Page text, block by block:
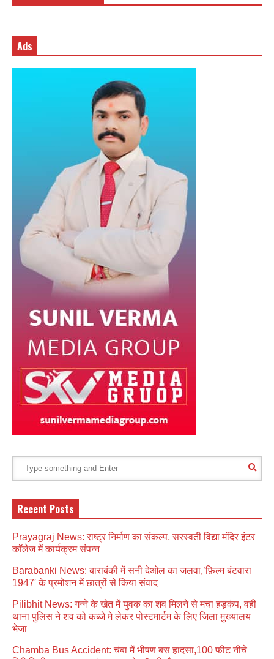
Ads
Recent Posts
Prayagraj News: राष्ट्र निर्माण का संकल्प, सरस्वती विद्या मंदिर इंटर
कॉलेज में कार्यक्रम संपन्न
Barabanki News: बाराबंकी में सनी देओल का जलवा,’फ़िल्म बंटवारा
1947′ के प्रमोशन में छात्रों से किया संवाद
Pilibhit News: गन्ने के खेत में युवक का शव मिलने से मचा हड़कंप, वही
थाना पुलिस ने शव को कब्जे मे लेकर पोस्टमार्टम के लिए जिला मुख्यालय
भेजा
Chamba Bus Accident: चंबा में भीषण बस हादसा,100 फीट नीचे